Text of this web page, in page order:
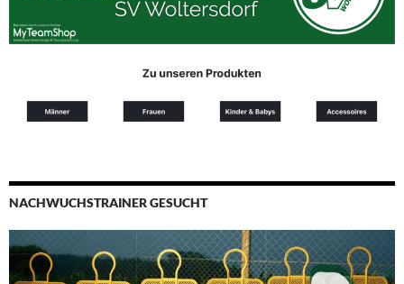
NACHWUCHSTRAINER GESUCHT